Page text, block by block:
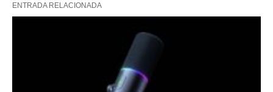
ENTRADA RELACIONADA